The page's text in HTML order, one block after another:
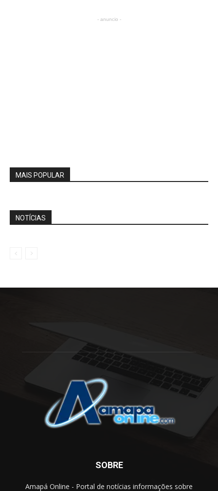
- anuncio -
MAIS POPULAR
NOTÍCIAS
SOBRE
Amapá Online - Portal de notícias informações sobre